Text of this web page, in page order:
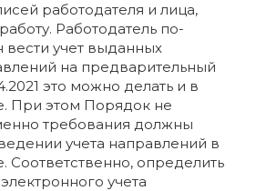
работодателя и лица,
Работодатель по-
учет выданных
на предварительный
это можно делать и в
При этом Порядок не
требования должны
учета направлений в
Соответственно, определить
учета